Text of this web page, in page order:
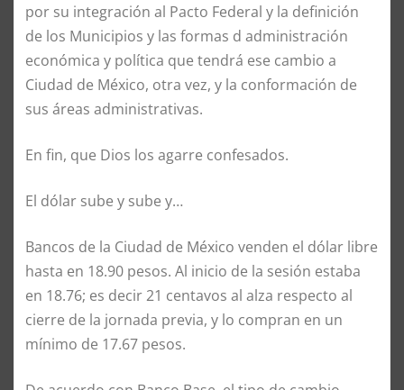
por su integración al Pacto Federal y la definición
de los Municipios y las formas d administración
económica y política que tendrá ese cambio a
Ciudad de México, otra vez, y la conformación de
sus áreas administrativas.
En fin, que Dios los agarre confesados.
El dólar sube y sube y…
Bancos de la Ciudad de México venden el dólar libre
hasta en 18.90 pesos. Al inicio de la sesión estaba
en 18.76; es decir 21 centavos al alza respecto al
cierre de la jornada previa, y lo compran en un
mínimo de 17.67 pesos.